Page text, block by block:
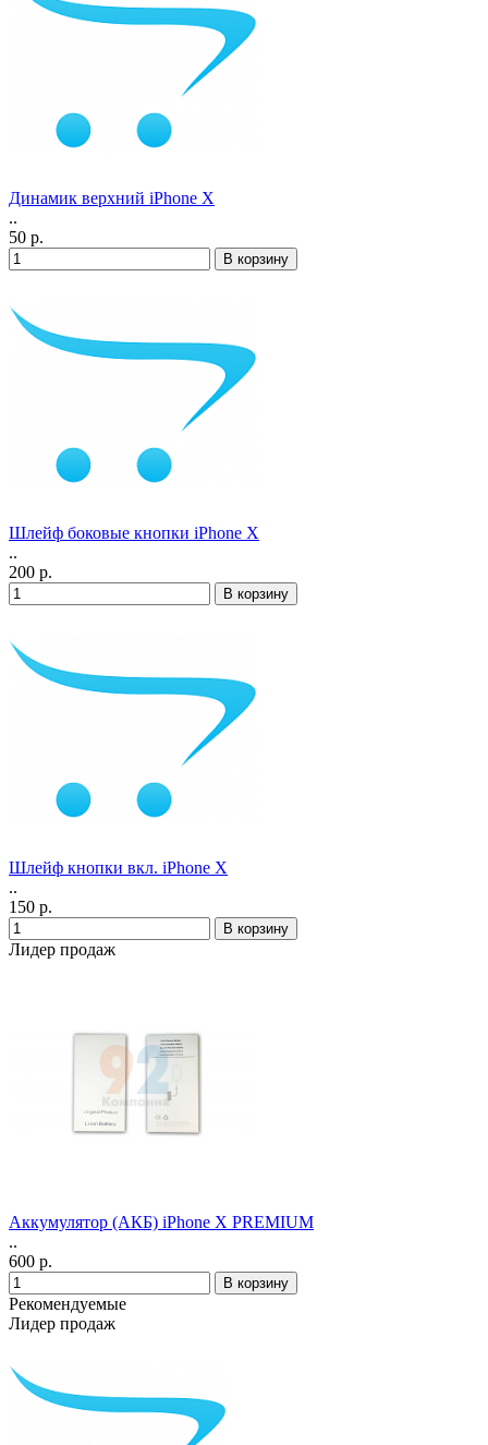
Динамик верхний iPhone Х
..
50 р.
Шлейф боковые кнопки iPhone X
..
200 р.
Шлейф кнопки вкл. iPhone X
..
150 р.
Лидер продаж
Аккумулятор (АКБ) iPhone X PREMIUM
..
600 р.
Рекомендуемые
Лидер продаж